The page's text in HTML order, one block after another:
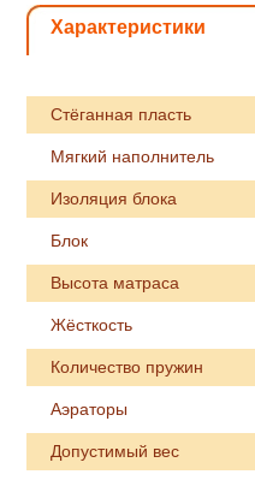
Характеристики
Стёганная пласть
Мягкий наполнитель
Изоляция блока
Блок
Высота матраса
Жёсткость
Количество пружин
Аэраторы
Допустимый вес